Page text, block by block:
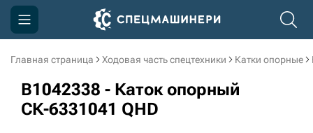
Главная страница Ходовая часть спецтехники Катки опорные
B1042338 - Каток опорный
СК-6331041 QHD
Компания
Акции